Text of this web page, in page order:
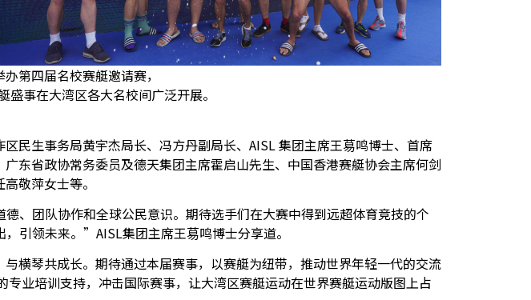
第四届名校赛艇邀请赛，
事在大湾区各大名校间广泛开展。
民生事务局黄宇杰局长、冯方丹副局长、 AISL 集团主席王䓪鸣博士、首席
东省政协常务委员及德天集团主席霍启山先生、中国香港赛艇协会主席何剑
敬萍女士等。
、团队协作和全球公民意识。期待选手们在大赛中得到远超体育竞技的个
引领未来。 ”AISL集团主席王䓪鸣博士分享道。
横琴共成长。期待通过本届赛事，以赛艇为纽带，推动世界年轻一代的交流
业培训支持，冲击国际赛事，让大湾区赛艇运动在世界赛艇运动版图上占